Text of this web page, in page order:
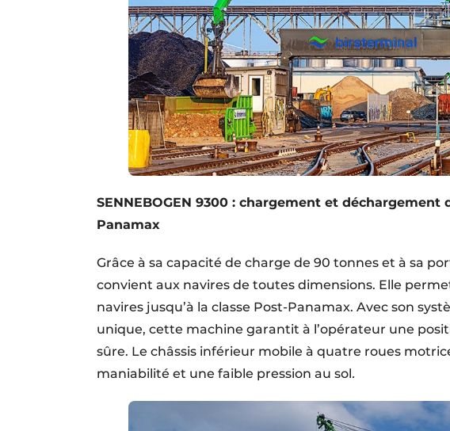
SENNEBOGEN 9300 : chargement et déchargement
Panamax
Grâce à sa capacité de charge de 90 tonnes et à sa
convient aux navires de toutes dimensions. Elle
navires jusqu’à la classe Post-Panamax. Avec son
unique, cette machine garantit à l’opérateur une
sûre. Le châssis inférieur mobile à quatre roues
maniabilité et une faible pression au sol.